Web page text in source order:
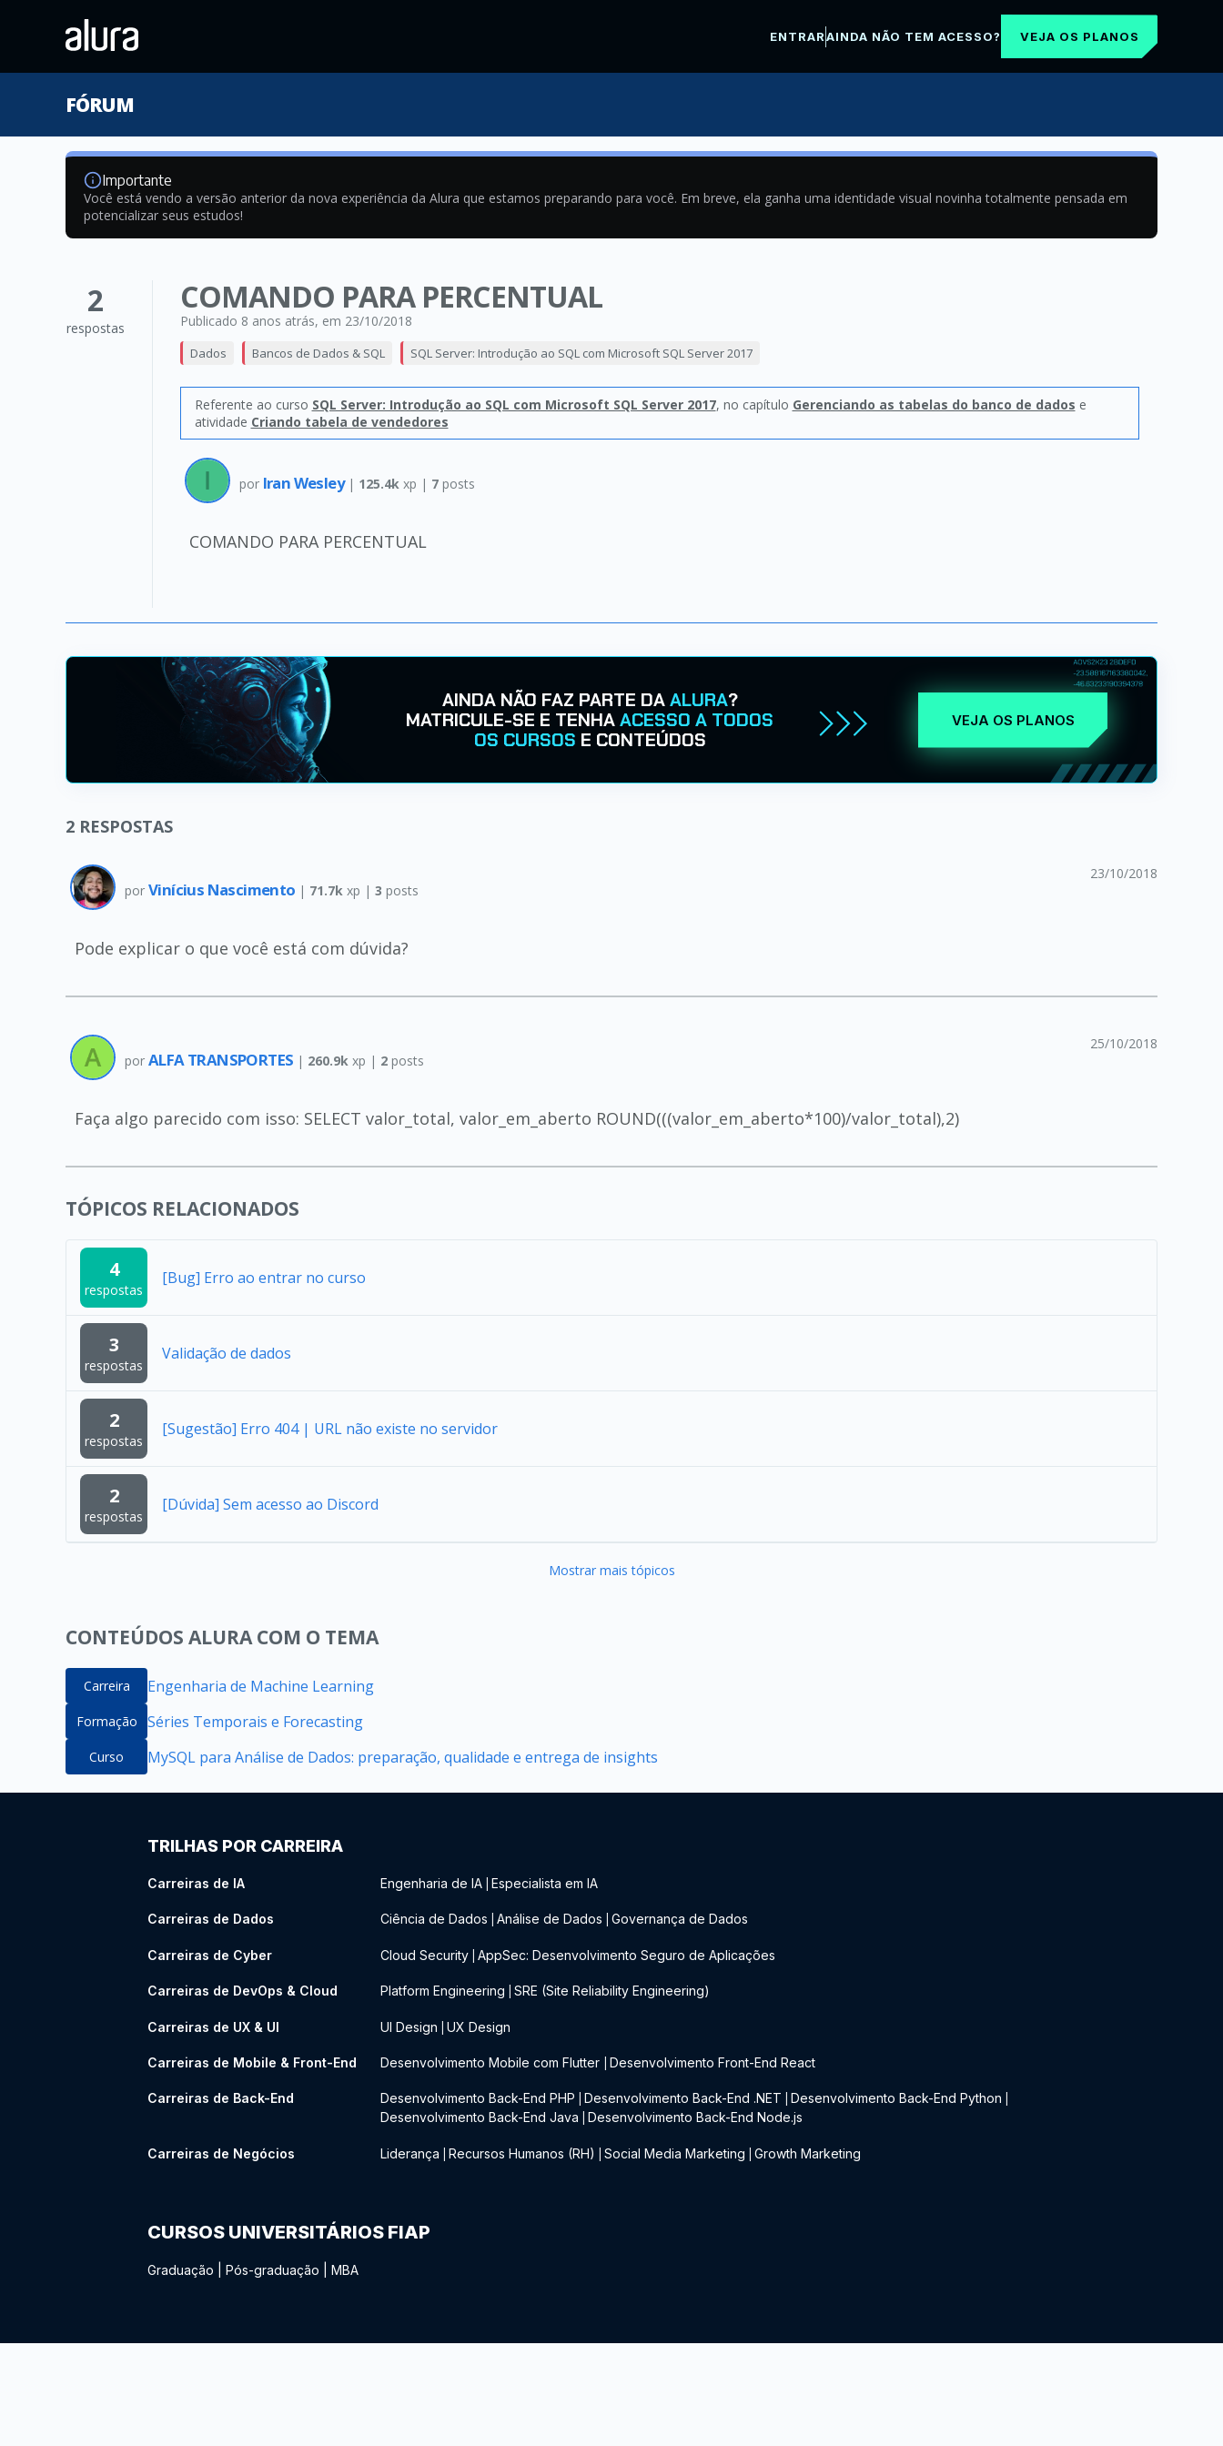
ENTRARAINDA NÃO TEM ACESSO? VEJA OS PLANOS
FÓRUM
Importante
Você está vendo a versão anterior da nova experiência da Alura que estamos preparando para você. Em breve, ela ganha uma identidade visual novinha totalmente pensada em
potencializar seus estudos!
2
respostas
COMANDO PARA PERCENTUAL
Publicado 8 anos atrás, em 23/10/2018
Dados Bancos de Dados & SQL SQL Server: Introdução ao SQL com Microsoft SQL Server 2017
Referente ao curso SQL Server: Introdução ao SQL com Microsoft SQL Server 2017, no capítulo Gerenciando as tabelas do banco de dados e
atividade Criando tabela de vendedores
por Iran Wesley | 125.4k xp | 7 posts
COMANDO PARA PERCENTUAL
AINDA NÃO FAZ PARTE DAALURA?
MATRICULE-SE E TENHAACESSO A TODOS
OS CURSOS E CONTEÚDOS
VEJA OS PLANOS
2 RESPOSTAS
por Vinícius Nascimento | 71.7k xp | 3 posts
23/10/2018
Pode explicar o que você está com dúvida?
por ALFA TRANSPORTES | 260.9k xp | 2posts
25/10/2018
Faça algo parecido com isso: SELECT valor_total, valor_em_aberto ROUND(((valor_em_aberto*100)/valor_total),2)
TÓPICOS RELACIONADOS
4
respostas
[Bug] Erro ao entrar no curso
3
respostas
Validação de dados
2
respostas
[Sugestão] Erro 404 | URL não existe no servidor
2
respostas
[Dúvida] Sem acesso ao Discord
Mostrar mais tópicos
CONTEÚDOS ALURA COM O TEMA
Carreira Engenharia de Machine Learning
Formação Séries Temporais e Forecasting
Curso MySQL para Análise de Dados: preparação, qualidade e entrega de insights
TRILHAS POR CARREIRA
Carreiras de IA Engenharia de IA Especialista em IA
Carreiras de Dados Ciência de Dados Análise de Dados Governança de Dados
Carreiras de Cyber Cloud Security AppSec: Desenvolvimento Seguro de Aplicações
Carreiras de DevOps & Cloud Platform Engineering SRE (Site Reliability Engineering)
Carreiras de UX & UI UI Design UX Design
Carreiras de Mobile & Front-End Desenvolvimento Mobile com Flutter Desenvolvimento Front-End React
Carreiras de Back-End Desenvolvimento Back-End PHP Desenvolvimento Back-End .NET Desenvolvimento Back-End Python
Desenvolvimento Back-End Java Desenvolvimento Back-End Node.js
Carreiras de Negócios Liderança Recursos Humanos (RH) Social Media Marketing Growth Marketing
CURSOS UNIVERSITÁRIOS FIAP
Graduação Pós-graduação MBA